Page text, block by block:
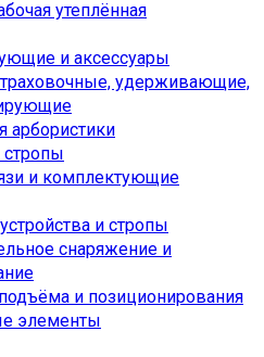
утеплённая
и аксессуары
удерживающие,
арбористики
и комплектующие
и стропы
снаряжение и
и позиционирования
элементы